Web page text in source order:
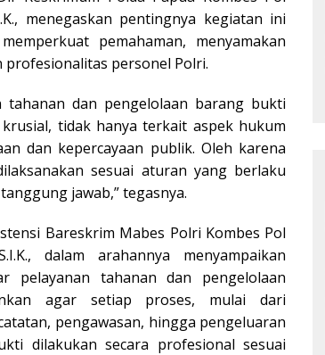
menegaskan pentingnya kegiatan ini
pemahaman, menyamakan
personel Polri.
tahanan dan pengelolaan barang bukti
tidak hanya terkait aspek hukum
dan kepercayaan publik. Oleh karena
sesuai aturan yang berlaku
jawab,” tegasnya.
Bareskrim Mabes Polri Kombes Pol
dalam arahannya menyampaikan
pelayanan tahanan dan pengelolaan
agar setiap proses, mulai dari
pengawasan, hingga pengeluaran
dilakukan secara profesional sesuai